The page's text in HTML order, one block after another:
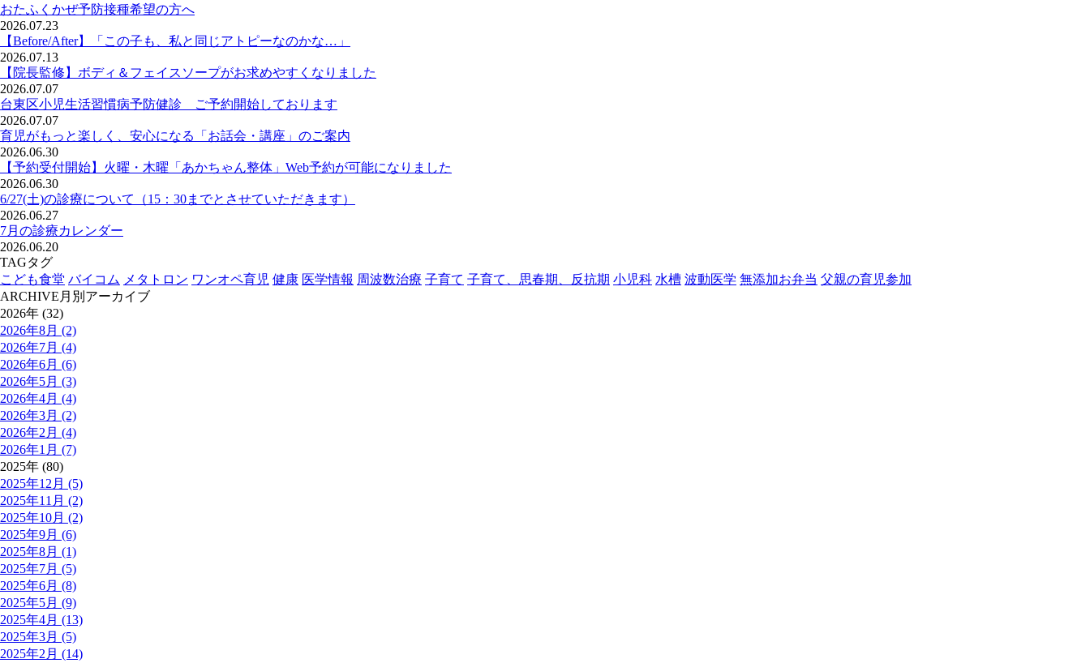
おたふくかぜ予防接種希望の方へ
2026.07.23
【Before/After】「この子も、私と同じアトピーなのかな…」
2026.07.13
【院長監修】ボディ＆フェイスソープがお求めやすくなりました
2026.07.07
台東区小児生活習慣病予防健診 ご予約開始しております
2026.07.07
育児がもっと楽しく、安心になる「お話会・講座」のご案内
2026.06.30
【予約受付開始】火曜・木曜「あかちゃん整体」Web予約が可能になりました
2026.06.30
6/27(土)の診療について（15：30までとさせていただきます）
2026.06.27
7月の診療カレンダー
2026.06.20
TAGタグ
こども食堂 バイコム メタトロン ワンオペ育児 健康 医学情報 周波数治療 子育て 子育て、思春期、反抗期 小児科 水槽 波動医学 無添加お弁当 父親の育児参加
ARCHIVE 月別アーカイブ
2026年 (32)
2026年8月 (2)
2026年7月 (4)
2026年6月 (6)
2026年5月 (3)
2026年4月 (4)
2026年3月 (2)
2026年2月 (4)
2026年1月 (7)
2025年 (80)
2025年12月 (5)
2025年11月 (2)
2025年10月 (2)
2025年9月 (6)
2025年8月 (1)
2025年7月 (5)
2025年6月 (8)
2025年5月 (9)
2025年4月 (13)
2025年3月 (5)
2025年2月 (14)